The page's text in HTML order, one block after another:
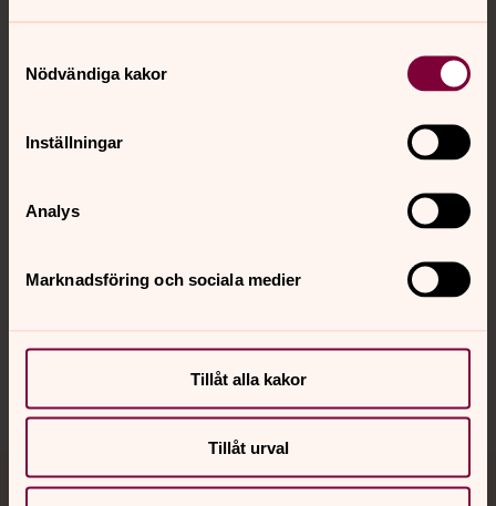
Nödvändiga kakor
Inställningar
Analys
Marknadsföring och sociala medier
Tillåt alla kakor
Tillåt urval
Kontakt
Sociala kanaler